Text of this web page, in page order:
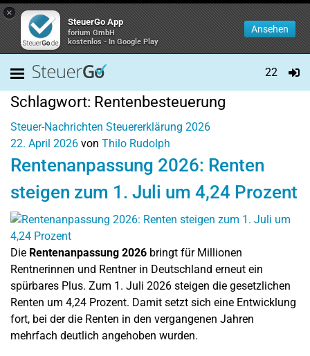
×
SteuerGo App
forium GmbH
kostenlos - In Google Play
Ansehen
22
Schlagwort: Rentenbesteuerung
Steuer-Nachrichten Steuererklärung 2026
22. April 2026 von Thilo Rudolph
Rentenanpassung 2026: Renten
steigen zum 1. Juli um 4,24 Prozent
Die Rentenanpassung 2026 bringt für Millionen
Rentnerinnen und Rentner in Deutschland erneut ein
spürbares Plus. Zum 1. Juli 2026 steigen die gesetzlichen
Renten um 4,24 Prozent. Damit setzt sich eine Entwicklung
fort, bei der die Renten in den vergangenen Jahren
mehrfach deutlich angehoben wurden.